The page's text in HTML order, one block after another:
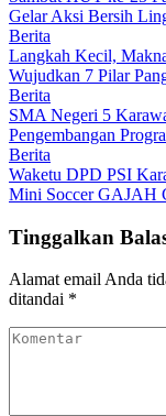
Gelar Aksi Bersih
Berita
Langkah Kecil,
Wujudkan 7 Pilar
Berita
SMA Negeri 5
Pengembangan
Berita
Waketu DPD PSI
Mini Soccer GAJAH
Tinggalkan
Alamat email Anda
ditandai *